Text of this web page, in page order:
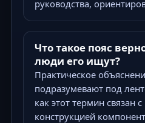
руководства,
Что такое пояс
люди его ищут?
Практическое
подразумевают под
как этот термин связан
конструкцией